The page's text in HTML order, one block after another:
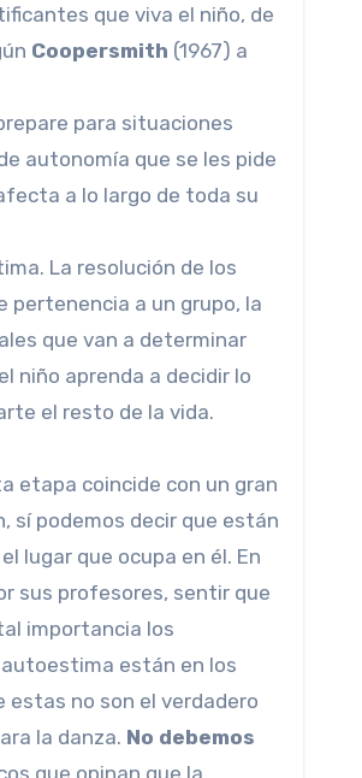
que viva el niño, de
Coopersmith (1967) a
para situaciones
autonomía que se les pide
a lo largo de toda su
La resolución de los
pertenencia a un grupo, la
que van a determinar
niño aprenda a decidir lo
el resto de la vida.
etapa coincide con un gran
sí podemos decir que están
lugar que ocupa en él. En
sus profesores, sentir que
importancia los
están en los
estas no son el verdadero
la danza. No debemos
que opinan que la